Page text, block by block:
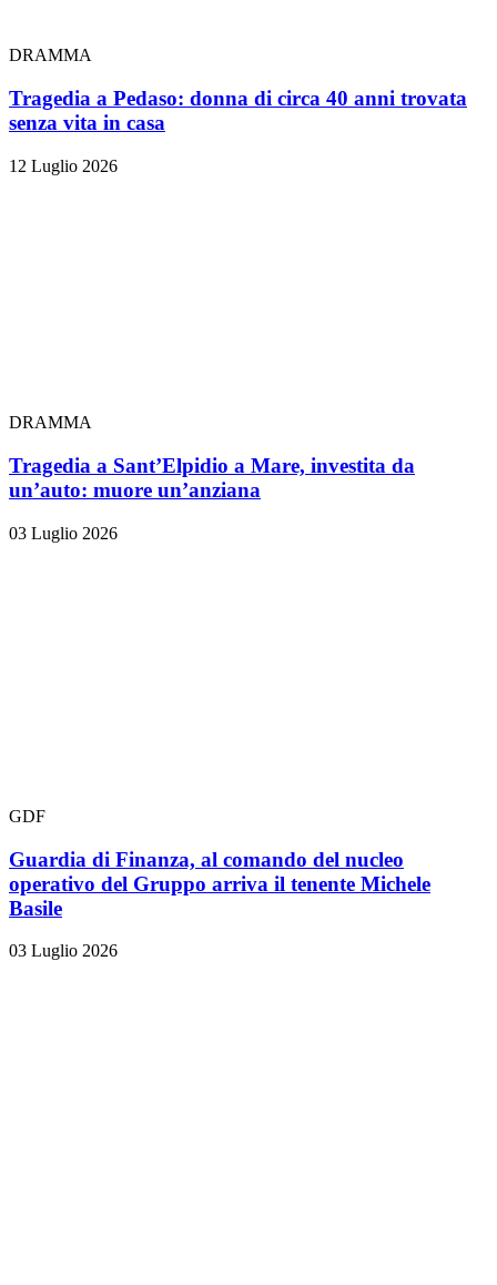
DRAMMA
Tragedia a Pedaso: donna di circa 40 anni trovata
senza vita in casa
12 Luglio 2026
DRAMMA
Tragedia a Sant’Elpidio a Mare, investita da
un’auto: muore un’anziana
03 Luglio 2026
GDF
Guardia di Finanza, al comando del nucleo
operativo del Gruppo arriva il tenente Michele
Basile
03 Luglio 2026